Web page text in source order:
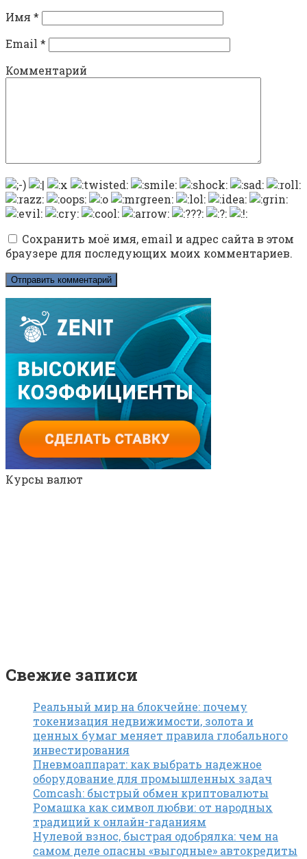
Имя *
Email *
Комментарий
Сохранить моё имя, email и адрес сайта в этом
браузере для последующих моих комментариев.
Курсы валют
Свежие записи
Реальный мир на блокчейне: почему
токенизация недвижимости, золота и
ценных бумаг меняет правила глобального
инвестирования
Пневмоаппарат: как выбрать надежное
оборудование для промышленных задач
Comcash: быстрый обмен криптовалюты
Ромашка как символ любви: от народных
традиций к онлайн-гаданиям
Нулевой взнос, быстрая одобрялка: чем на
самом деле опасны «выгодные» автокредиты